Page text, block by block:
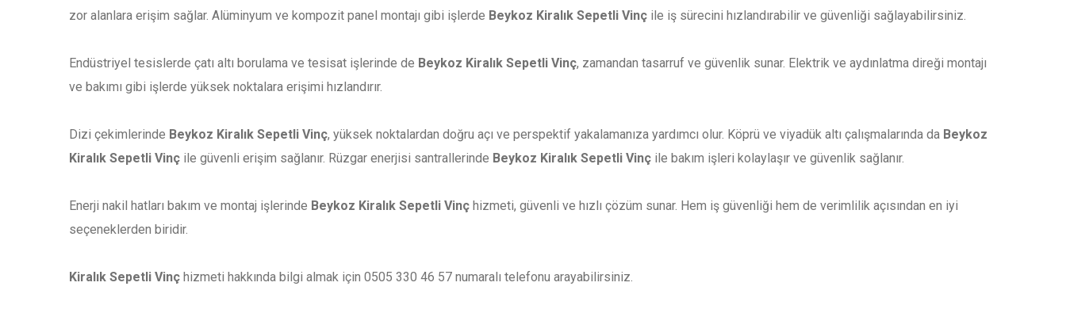
zor alanlara erişim sağlar. Alüminyum ve kompozit panel montajı gibi işlerde Beykoz Kiralık Sepetli Vinç ile iş sürecini hızlandırabilir ve güvenliği sağlayabilirsiniz.
Endüstriyel tesislerde çatı altı borulama ve tesisat işlerinde de Beykoz Kiralık Sepetli Vinç, zamandan tasarruf ve güvenlik sunar. Elektrik ve aydınlatma direği montajı
ve bakımı gibi işlerde yüksek noktalara erişimi hızlandırır.
Dizi çekimlerinde Beykoz Kiralık Sepetli Vinç, yüksek noktalardan doğru açı ve perspektif yakalamanıza yardımcı olur. Köprü ve viyadük altı çalışmalarında da Beykoz
Kiralık Sepetli Vinç ile güvenli erişim sağlanır. Rüzgar enerjisi santrallerinde Beykoz Kiralık Sepetli Vinç ile bakım işleri kolaylaşır ve güvenlik sağlanır.
Enerji nakil hatları bakım ve montaj işlerinde Beykoz Kiralık Sepetli Vinç hizmeti, güvenli ve hızlı çözüm sunar. Hem iş güvenliği hem de verimlilik açısından en iyi
seçeneklerden biridir.
Kiralık Sepetli Vinç hizmeti hakkında bilgi almak için 0505 330 46 57 numaralı telefonu arayabilirsiniz.